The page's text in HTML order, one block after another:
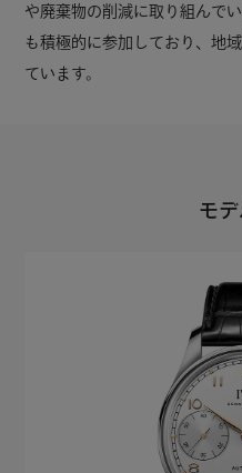
や廃棄物の削減に取り組んでい
も積極的に参加しており、地
ています。
モ